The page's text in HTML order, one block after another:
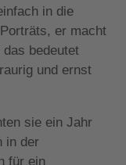
in die
er macht
bedeutet
und ernst
sie ein Jahr
in der
für ein